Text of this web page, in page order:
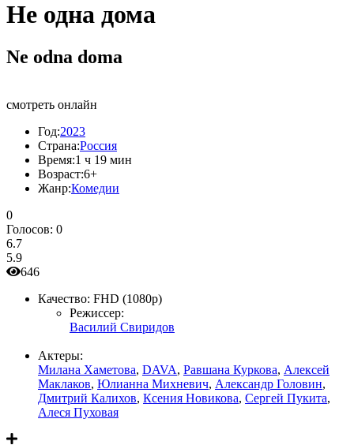
Не одна дома
Ne odna doma
смотреть онлайн
Год:2023
Страна:Россия
Время:1 ч 19 мин
Возраст:6+
Жанр:Комедии
0
Голосов: 0
6.7
5.9
646
Качество: FHD (1080p)
Режиссер:
Василий Свиридов
Актеры:
Милана Хаметова, DAVA, Равшана Куркова, Алексей
Маклаков, Юлианна Михневич, Александр Головин,
Дмитрий Калихов, Ксения Новикова, Сергей Пукита,
Алеся Пуховая